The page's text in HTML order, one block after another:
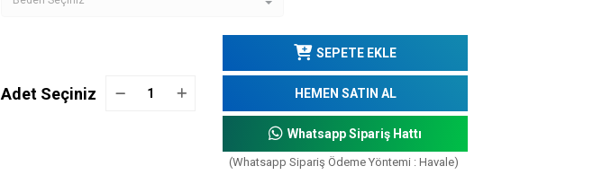
Adet Seçiniz
SEPETE EKLE
HEMEN SATIN AL
Whatsapp Sipariş Hattı
(Whatsapp Sipariş Ödeme Yöntemi : Havale)